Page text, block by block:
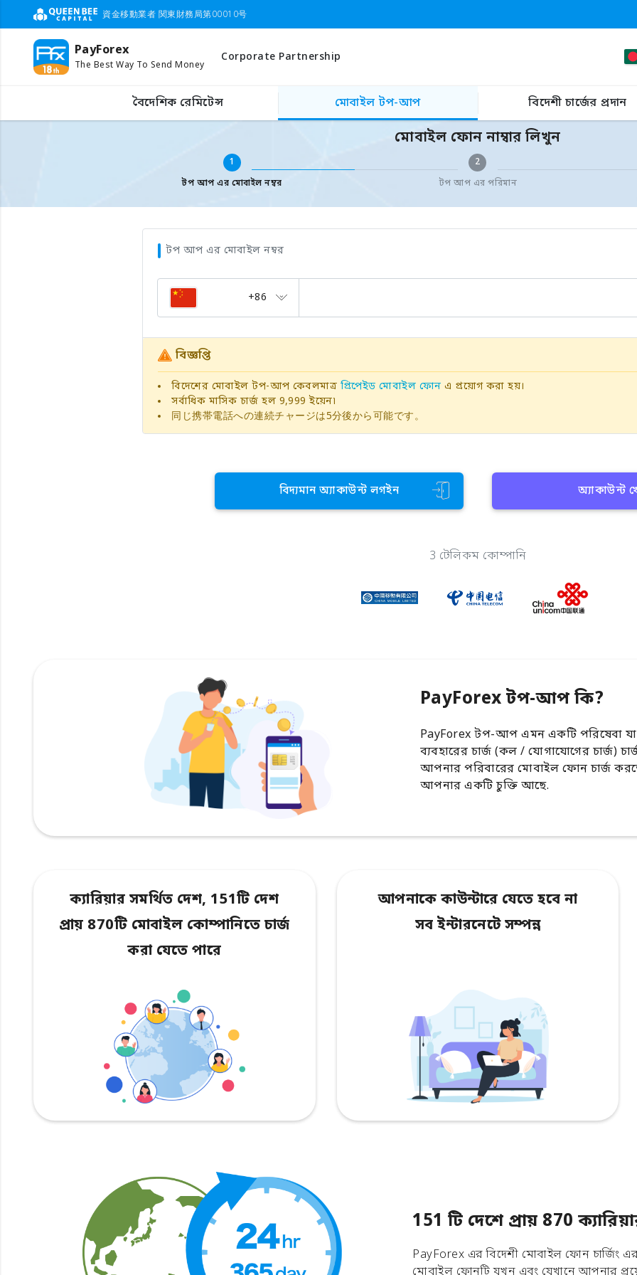
資金移動業者 関東財務局第00010号
PayForex
The Best Way To Send Money
Corporate Partnership
বৈদেশিক রেমিটেন্স মোবাইল টপ-আপ বিদেশী চার্জের প্রদান
বিদেশের মোবাইল টপ আপ মোবাইল ফোন নাম্বার লিখুন
মোবাইল ফোন নাম্বার লিখুন
1
টপ আপ এর মোবাইল নম্বর
2
টপ আপ এর পরিমান
টপ আপ এর মোবাইল নম্বর
+86
বিজ্ঞপ্তি
বিদেশের মোবাইল টপ-আপ কেবলমাত্র প্রিপেইড মোবাইল ফোন এ প্রয়োগ করা হয়।
সর্বাধিক মাসিক চার্জ হল 9,999 ইয়েন৷
同じ携帯電話への連続チャージは5分後から可能です。
বিদ্যমান অ্যাকাউন্ট লগইন অ্যাকাউন্ট
3 টেলিকম কোম্পানি
PayForex টপ-আপ কি?
PayForex টপ-আপ এমন একটি পরিষেবা
ব্যবহারের চার্জ (কল / যোগাযোগের চার্জ)
আপনার পরিবারের মোবাইল ফোন চার্জ
আপনার একটি চুক্তি আছে.
ক্যারিয়ার সমর্থিত দেশ, 151টি দেশ
প্রায় 870টি মোবাইল কোম্পানিতে চার্জ
করা যেতে পারে
আপনাকে কাউন্টারে যেতে হবে না
সব ইন্টারনেটে সম্পন্ন
151 টি দেশে প্রায় 870
PayForex এর বিদেশী মোবাইল ফোন চার্জিং